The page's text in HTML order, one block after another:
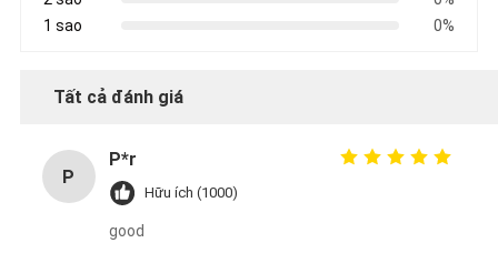
1 sao
0%
Tất cả đánh giá
P
P*r
Hữu ích (1000)
good